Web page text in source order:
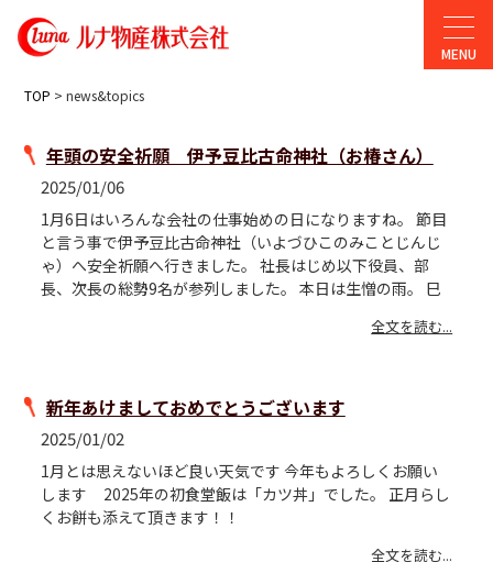
TOP > news&topics
年頭の安全祈願 伊予豆比古命神社（お椿さん）
2025/01/06
1月6日はいろんな会社の仕事始めの日になりますね。 節目
と言う事で伊予豆比古命神社（いよづひこのみことじんじ
ゃ）へ安全祈願へ行きました。 社長はじめ以下役員、部
長、次長の総勢9名が参列しました。 本日は生憎の雨。 巳
全文を読む...
新年あけましておめでとうございます
2025/01/02
1月とは思えないほど良い天気です 今年もよろしくお願い
します 2025年の初食堂飯は「カツ丼」でした。 正月らし
くお餅も添えて頂きます！！
全文を読む...